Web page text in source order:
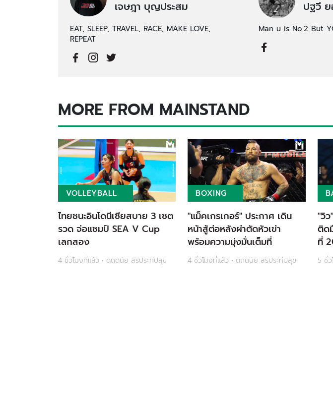
เจษฎา บุญประสม
EAT, SLEEP, TRAVEL, RACE, MAKE LOVE,
REPEAT
ปฐวี
Man u is No.2 But
MORE FROM MAINSTAND
VOLLEYBALL
ไทยชนะอินโดนีเซียสบาย 3 เซต
รวด จ่อแชมป์ SEA V Cup
เลกสอง
4 ชั่วโมงที่แล้ว • ดิถดนัย สิริประทีปสุข
BOXING
"แม็คเกรเกอร์" ประกาศ เดิน
หน้าสู้ต่อหลังผ่าตัดหัวเข่า
พร้อมความมุ่งมั่นเต็มที่
4 ชั่วโมงที่แล้ว • ดิถดนัย สิริประทีปสุข
"วิ
ติด
ที่
5 ชั่